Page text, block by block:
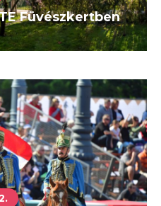
Füvészkertben